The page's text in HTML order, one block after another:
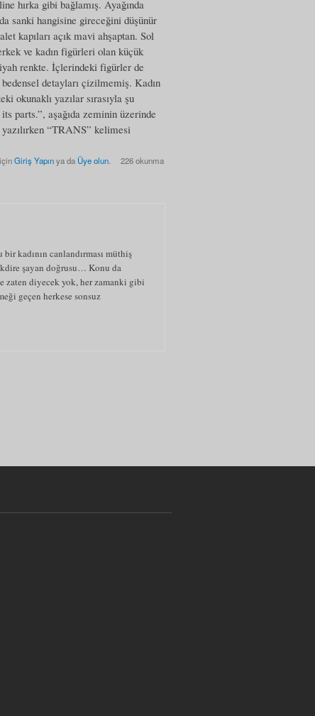
hırka gibi bağlamış. Ayağında
sanki hangisine gireceğini düşünür
kapıları açık mavi ahşaptan. Sol
ve kadın figürleri olan küçük
renkte. İçlerindeki figürler de
detayları çizilmemiş. Kadın
okunaklı yazılar sırasıyla şu
parts.”, aşağıda zeminin üzerinde
“TRANS” kelimesi
Giriş Yapınya da Üye olun. 226 okunma
kadının canlandırması müthiş
şayan doğrusu… Konu da
zaten diyecek yok, her zamanki gibi
geçen herkese sonsuz